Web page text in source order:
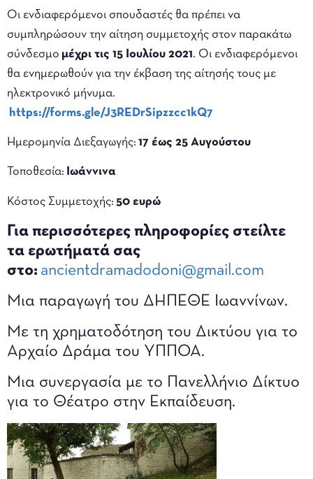
Οι ενδιαφερόμενοι σπουδαστές θα πρέπει να
συμπληρώσουν την αίτηση συμμετοχής στον παρακάτω
σύνδεσμο μέχρι τις 15 Ιουλίου 2021. Οι ενδιαφερόμενοι
θα ενημερωθούν για την έκβαση της αίτησής τους με
ηλεκτρονικό μήνυμα.
https://forms.gle/J3REDrSipzzcc1kQ7
Ημερομηνία Διεξαγωγής: 17 έως 25 Αυγούστου
Τοποθεσία: Ιωάννινα
Κόστος Συμμετοχής: 50 ευρώ
Για περισσότερες πληροφορίες στείλτε
τα ερωτήματά σας
στο: ancientdramadodoni@gmail.com
Μια παραγωγή του ΔΗΠΕΘΕ Ιωαννίνων.
Με τη χρηματοδότηση του Δικτύου για το
Αρχαίο Δράμα του ΥΠΠΟΑ.
Μια συνεργασία με το Πανελλήνιο Δίκτυο
για το Θέατρο στην Εκπαίδευση.